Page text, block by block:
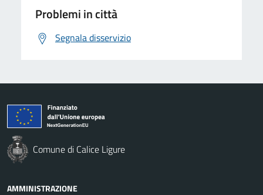
Problemi in città
Segnala disservizio
Comune di Calice Ligure
AMMINISTRAZIONE